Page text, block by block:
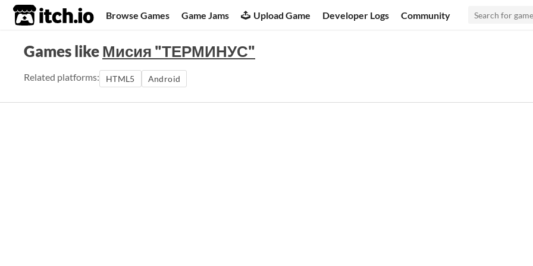
itch.io Browse Games Game Jams Upload Game Developer Logs Community
Games likeМисия "ТЕРМИНУС"
Related platforms: HTML5 Android